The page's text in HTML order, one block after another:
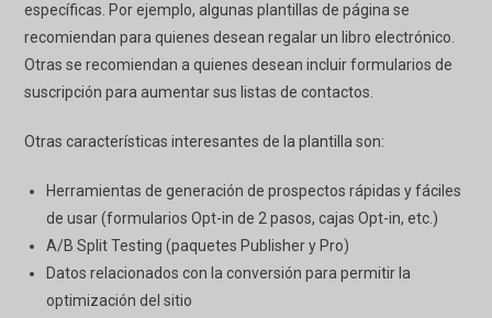
específicas. Por ejemplo, algunas plantillas de página se
recomiendan para quienes desean regalar un libro electrónico.
Otras se recomiendan a quienes desean incluir formularios de
suscripción para aumentar sus listas de contactos.
Otras características interesantes de la plantilla son:
Herramientas de generación de prospectos rápidas y fáciles
de usar (formularios Opt-in de 2 pasos, cajas Opt-in, etc.)
A/B Split Testing (paquetes Publisher y Pro)
Datos relacionados con la conversión para permitir la
optimización del sitio